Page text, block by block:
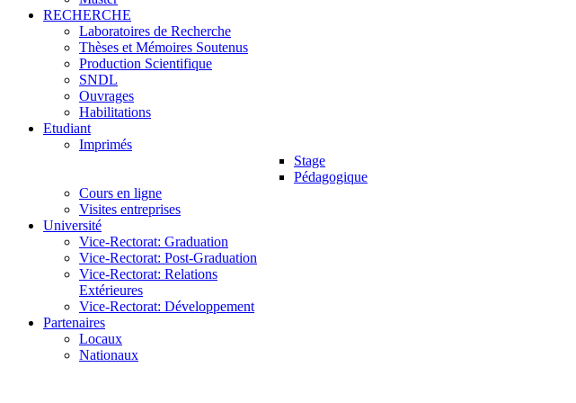
RECHERCHE
Laboratoires de Recherche
Thèses et Mémoires Soutenus
Production Scientifique
SNDL
Ouvrages
Habilitations
Etudiant
Imprimés
Stage
Pédagogique
Cours en ligne
Visites entreprises
Université
Vice-Rectorat: Graduation
Vice-Rectorat: Post-Graduation
Vice-Rectorat: Relations
Extérieures
Vice-Rectorat: Développement
Partenaires
Locaux
Nationaux